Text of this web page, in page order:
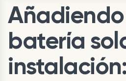
batería
instalación: